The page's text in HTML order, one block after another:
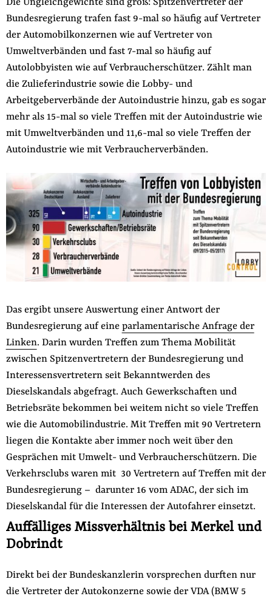
Die Ungleichgewichte sind groß: Spitzenvertreter der
Bundesregierung trafen fast 9-mal so häufig auf Vertreter
der Automobilkonzernen wie auf Vertreter von
Umweltverbänden und fast 7-mal so häufig auf
Autolobbyisten wie auf Verbraucherschützer. Zählt man
die Zulieferindustrie sowie die Lobby- und
Arbeitgeberverbände der Autoindustrie hinzu, gab es sogar
mehr als 15-mal so viele Treffen mit der Autoindustrie wie
mit Umweltverbänden und 11,6-mal so viele Treffen der
Autoindustrie wie mit Verbraucherverbänden.
Das ergibt unsere Auswertung einer Antwort der
Bundesregierung auf eine parlamentarische Anfrage der
Linken. Darin wurden Treffen zum Thema Mobilität
zwischen Spitzenvertretern der Bundesregierung und
Interessensvertretern seit Bekanntwerden des
Dieselskandals abgefragt. Auch Gewerkschaften und
Betriebsräte bekommen bei weitem nicht so viele Treffen
wie die Automobilindustrie. Mit Treffen mit 90 Vertretern
liegen die Kontakte aber immer noch weit über den
Gesprächen mit Umwelt- und Verbraucherschützern. Die
Verkehrsclubs waren mit 30 Vertretern auf Treffen mit der
Bundesregierung – darunter 16 vom ADAC, der sich im
Dieselskandal für die Interessen der Autofahrer einsetzt.
Auffälliges Missverhältnis bei Merkel und
Dobrindt
Direkt bei der Bundeskanzlerin vorsprechen durften nur
die Vertreter der Autokonzerne sowie der VDA (BMW 5